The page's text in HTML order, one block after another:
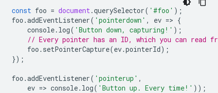
const foo = document.querySelector( '#foo' );
foo .addEventListener( 'pointerdown' , ev => {
console. log( 'Button down, capturing!' );
// Every pointer has an ID, which you can read
foo . setPointerCapture(ev.pointerId);
});
foo .addEventListener( 'pointerup' ,
ev => console. log( 'Button up. Every time!' ));